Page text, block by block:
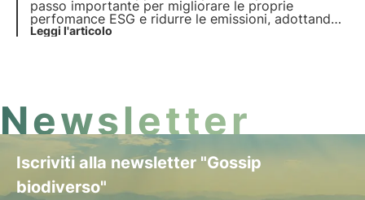
passo importante per migliorare le proprie
perfomance ESG e ridurre le emissioni, adottando
pratiche sostenibili all’interno dell’organizzazione,
Leggi l'articolo
Newsletter
Iscriviti alla newsletter "Gossip
biodiverso"